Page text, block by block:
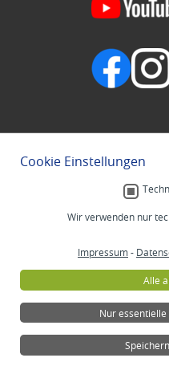
Cookie Einstellungen
Wir verwenden nur
Impressum-
Alle
Nur